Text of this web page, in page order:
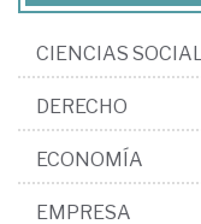
CIENCIAS
DERECHO
ECONOMÍA
EMPRESA